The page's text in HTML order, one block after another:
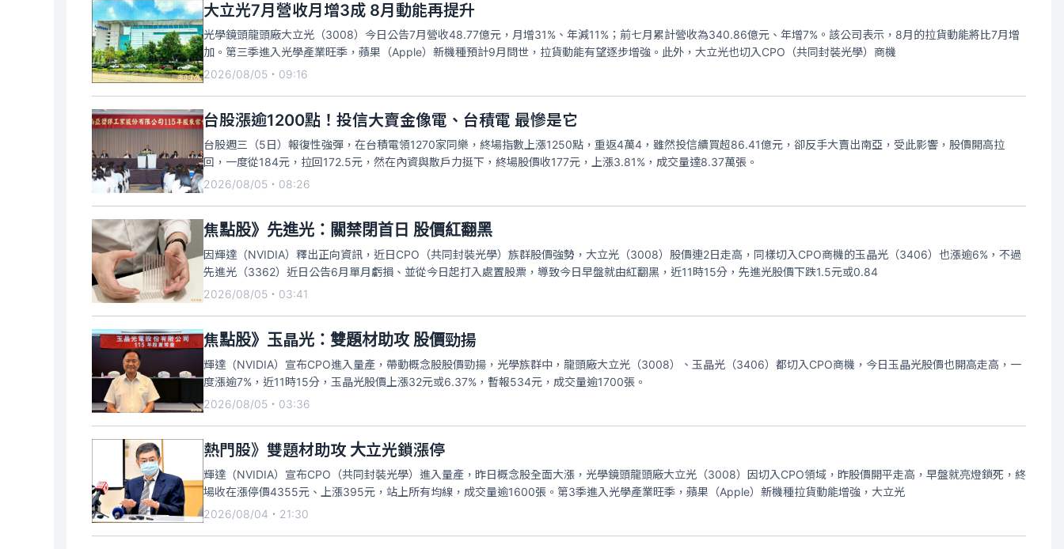
大立光7月營收月增3成 8月動能再提升
光學鏡頭龍頭廠大立光（3008）今日公告7月營收48.77億元，月增31%、年減11%；前七月累計營收為340.86億元、年增7%。該公司表示，8月的拉貨動能將比7月增
加。第三季進入光學產業旺季，蘋果（Apple）新機種預計9月問世，拉貨動能有望逐步增強。此外，大立光也切入CPO（共同封裝光學）商機
2026/08/05・09:16
台股漲逾1200點！投信大賣金像電、台積電 最慘是它
台股週三（5日）報復性強彈，在台積電領1270家同樂，終場指數上漲1250點，重返4萬4，雖然投信續買超86.41億元，卻反手大賣出南亞，受此影響，股價開高拉
回，一度從184元，拉回172.5元，然在內資與散戶力挺下，終場股價收177元，上漲3.81%，成交量達8.37萬張。
2026/08/05・08:26
焦點股》先進光：關禁閉首日 股價紅翻黑
因輝達（NVIDIA）釋出正向資訊，近日CPO（共同封裝光學）族群股價強勢，大立光（3008）股價連2日走高，同樣切入CPO商機的玉晶光（3406）也漲逾6%，不過
先進光（3362）近日公告6月單月虧損、並從今日起打入處置股票，導致今日早盤就由紅翻黑，近11時15分，先進光股價下跌1.5元或0.84
2026/08/05・03:41
焦點股》玉晶光：雙題材助攻 股價勁揚
輝達（NVIDIA）宣布CPO進入量產，帶動概念股股價勁揚，光學族群中，龍頭廠大立光（3008）、玉晶光（3406）都切入CPO商機，今日玉晶光股價也開高走高，一
度漲逾7%，近11時15分，玉晶光股價上漲32元或6.37%，暫報534元，成交量逾1700張。
2026/08/05・03:36
熱門股》雙題材助攻 大立光鎖漲停
輝達（NVIDIA）宣布CPO（共同封裝光學）進入量產，昨日概念股全面大漲，光學鏡頭龍頭廠大立光（3008）因切入CPO領域，昨股價開平走高，早盤就亮燈鎖死，終
場收在漲停價4355元、上漲395元，站上所有均線，成交量逾1600張。第3季進入光學產業旺季，蘋果（Apple）新機種拉貨動能增強，大立光
2026/08/04・21:30